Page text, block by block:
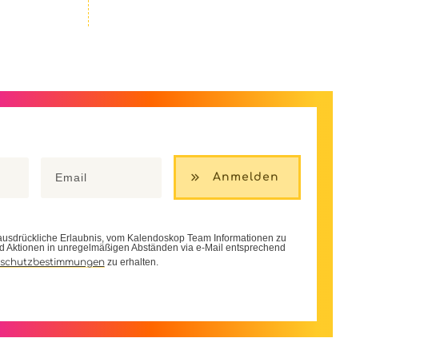
Anmelden
Erlaubnis, vom Kalendoskop Team Informationen zu
Aktionen in unregelmäßigen Abständen via e-Mail entsprechend
zu erhalten.